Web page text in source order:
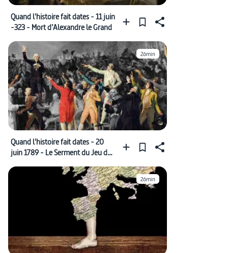
Quand l'histoire fait dates - 11 juin
-323 - Mort d’Alexandre le Grand
26min
Quand l'histoire fait dates - 20
juin 1789 - Le Serment du Jeu de
26min